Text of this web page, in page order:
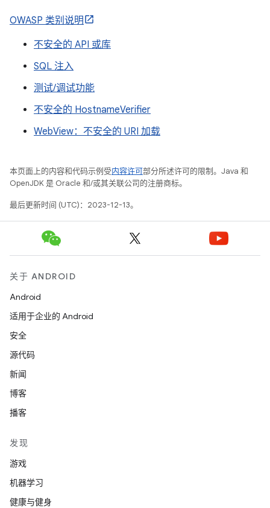
OWASP 类别说明
不安全的 API 或库
SQL 注入
测试/调试功能
不安全的 HostnameVerifier
WebView：不安全的 URI 加载
本页面上的内容和代码示例受内容许可部分所述许可的限制。Java 和
OpenJDK 是 Oracle 和/或其关联公司的注册商标。
最后更新时间 (UTC)：2023-12-13。
关于 ANDROID
Android
适用于企业的 Android
安全
源代码
新闻
博客
播客
发现
游戏
机器学习
健康与健身